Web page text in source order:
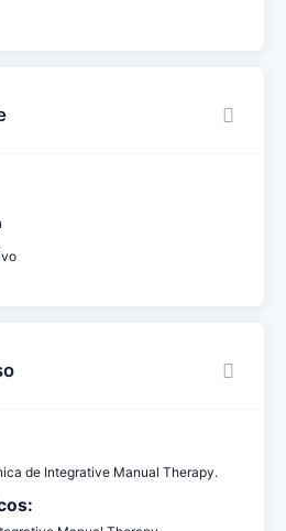
de Integrative Manual Therapy.